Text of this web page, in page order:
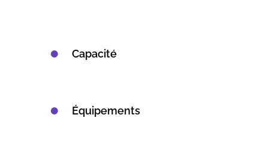
Capacité
Équipements